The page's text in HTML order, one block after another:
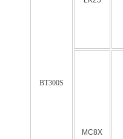
BT300S
MC8X